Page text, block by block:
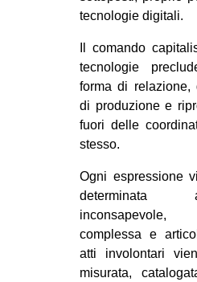
tecnologie digitali.
Il comando
tecnologie
forma di relazione,
di produzione e
fuori delle
stesso.
Ogni espressione
complessa e
atti involontari
misurata,